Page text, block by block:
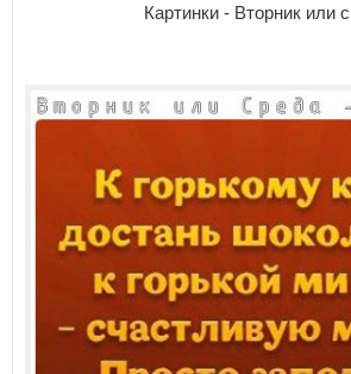
Картинки - Вторник или